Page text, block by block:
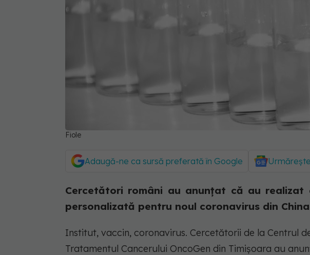
Fiole
Adaugă-ne ca sursă preferată în Google
Cercetători români au anunţat că au realizat
personalizată pentru noul coronavirus din
Institut, vaccin, coronavirus. Cercetătorii de la Centrul
Tratamentul Cancerului OncoGen din Timişoara au